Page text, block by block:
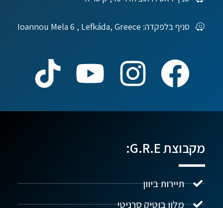
סניף בלפקדה: Ioannou Mela 6 , Lefkáda, Greece
מקבוצת G.R.E:
תיירות ביוון
מלון בוטיק סרניטי